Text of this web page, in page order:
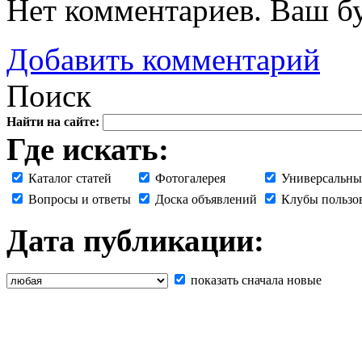
Нет комментариев. Ваш
Добавить комментарий
Поиск
Найти на сайте:
Где искать:
Каталог статей Фотогалерея
Вопросы и ответы
Доска объявлений Клубы
Дата публикации:
показать сначала новые